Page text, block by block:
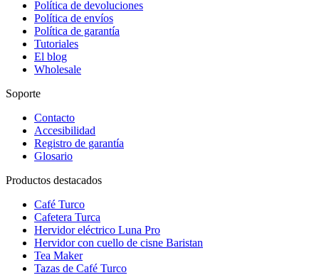
Política de devoluciones
Política de envíos
Política de garantía
Tutoriales
El blog
Wholesale
Soporte
Contacto
Accesibilidad
Registro de garantía
Glosario
Productos destacados
Café Turco
Cafetera Turca
Hervidor eléctrico Luna Pro
Hervidor con cuello de cisne Baristan
Tea Maker
Tazas de Café Turco